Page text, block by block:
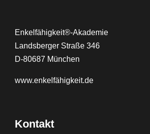
Enkelfähigkeit®-Akademie
Landsberger Straße 346
D-80687 München
www.enkelfähigkeit.de
Kontakt